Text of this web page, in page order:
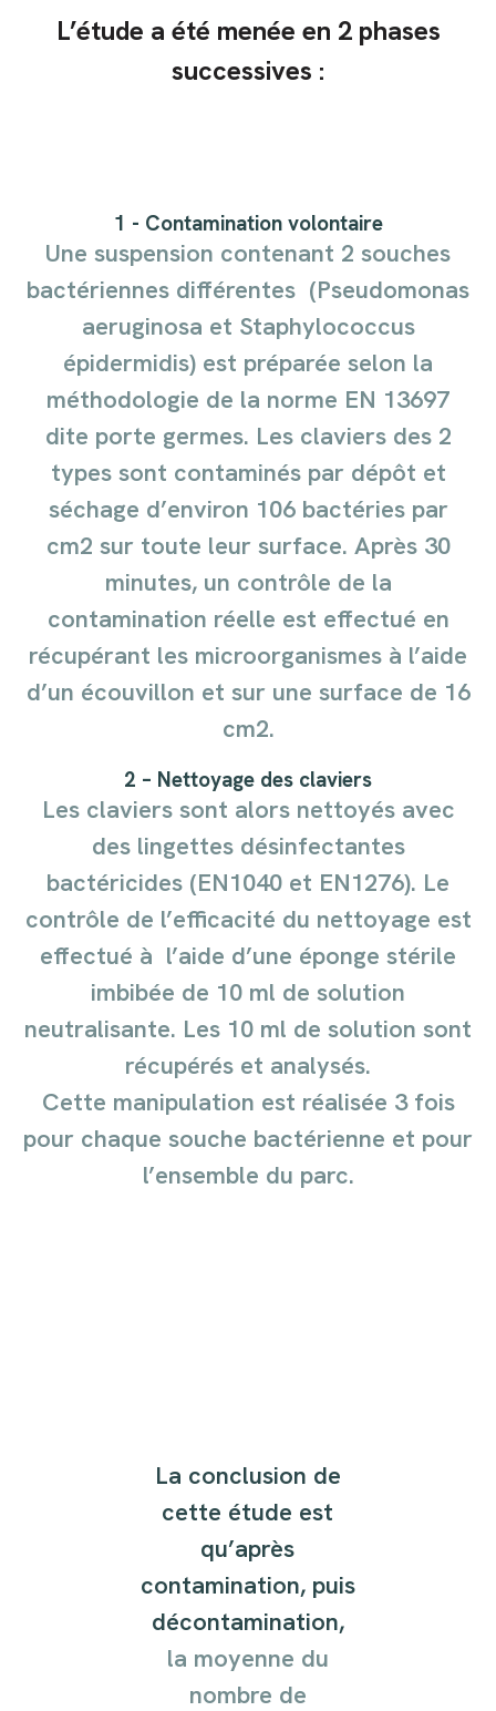
L’étude a été menée en 2 phases
successives :
1 - Contamination volontaire
Une suspension contenant 2 souches
bactériennes différentes (Pseudomonas
aeruginosa et Staphylococcus
épidermidis) est préparée selon la
méthodologie de la norme EN 13697
dite porte germes. Les claviers des 2
types sont contaminés par dépôt et
séchage d’environ 106 bactéries par
cm2 sur toute leur surface. Après 30
minutes, un contrôle de la
contamination réelle est effectué en
récupérant les microorganismes à l’aide
d’un écouvillon et sur une surface de 16
cm2.
2 – Nettoyage des claviers
Les claviers sont alors nettoyés avec
des lingettes désinfectantes
bactéricides (EN1040 et EN1276). Le
contrôle de l’efficacité du nettoyage est
effectué à l’aide d’une éponge stérile
imbibée de 10 ml de solution
neutralisante. Les 10 ml de solution sont
récupérés et analysés.
Cette manipulation est réalisée 3 fois
pour chaque souche bactérienne et pour
l’ensemble du parc.
La conclusion de
cette étude est
qu’après
contamination, puis
décontamination,
la moyenne du
nombre de